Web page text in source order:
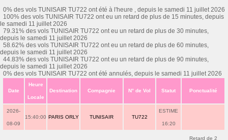
0% des vols TUNISAIR TU722 ont été à l'heure , depuis le samedi 11 juillet 2026
100% des vols TUNISAIR TU722 ont eu un retard de plus de 15 minutes, depuis
le samedi 11 juillet 2026
79.31% des vols TUNISAIR TU722 ont eu un retard de plus de 30 minutes,
depuis le samedi 11 juillet 2026
58.62% des vols TUNISAIR TU722 ont eu un retard de plus de 60 minutes,
depuis le samedi 11 juillet 2026
44.83% des vols TUNISAIR TU722 ont eu un retard de plus de 90 minutes,
depuis le samedi 11 juillet 2026
0% des vols TUNISAIR TU722 ont été annulés, depuis le samedi 11 juillet 2026
Date
Heure
Locale
Destination Compagnie N° de Vol Statut Ponctualité
2026-
08-09
15:40:00 PARIS ORLY TUNISAIR TU722
ESTIME
16:20
Retard de 2